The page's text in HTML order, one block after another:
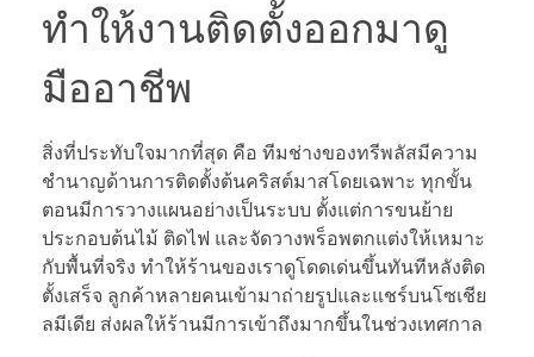
ทำให้งานติดตั้งออกมาดู
มืออาชีพ
สิ่งที่ประทับใจมากที่สุด คือ ทีมช่างของทรีพลัสมีความ
ชำนาญด้านการติดตั้งต้นคริสต์มาสโดยเฉพาะ ทุกขั้น
ตอนมีการวางแผนอย่างเป็นระบบ ตั้งแต่การขนย้าย
ประกอบต้นไม้ ติดไฟ และจัดวางพร็อพตกแต่งให้เหมาะ
กับพื้นที่จริง ทำให้ร้านของเราดูโดดเด่นขึ้นทันทีหลังติด
ตั้งเสร็จ ลูกค้าหลายคนเข้ามาถ่ายรูปและแชร์บนโซเชีย
ลมีเดีย ส่งผลให้ร้านมีการเข้าถึงมากขึ้นในช่วงเทศกาล